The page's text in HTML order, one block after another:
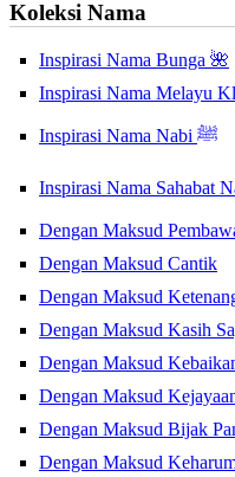
Koleksi Nama
Inspirasi Nama Bunga 🌺
Inspirasi Nama Melayu
Inspirasi Nama Nabi ﷺ
Dengan Maksud
Dengan Maksud Cantik
Dengan Maksud
Dengan Maksud Kasih
Dengan Maksud
Dengan Maksud
Dengan Maksud Bijak
Dengan Maksud